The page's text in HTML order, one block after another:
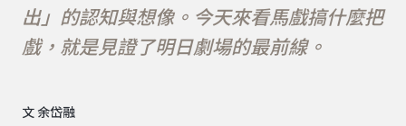
出」的認知與想像。今天來看馬戲搞什麼把
戲，就是見證了明日劇場的最前線。
文 余岱融